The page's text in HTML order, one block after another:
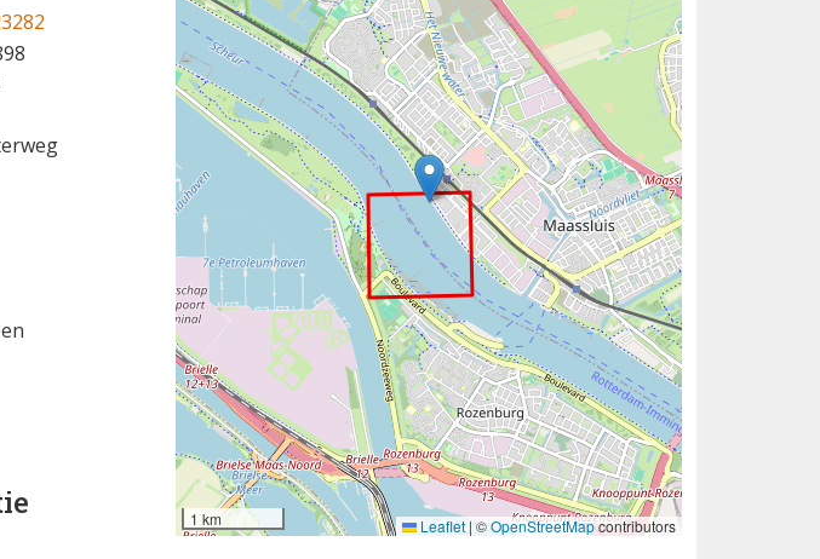
1 km Leaflet | ©OpenStreetMapcontributors